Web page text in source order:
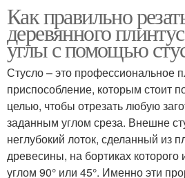
Как правильно
деревянного
углы с помощью
Стусло – это профессиональное
приспособление, которым стоит
целью, чтобы отрезать любую
заданным углом среза. Внешне
неглубокий лоток, сделанный из
древесины, на бортиках
углом 90° или 45°. Именно эти